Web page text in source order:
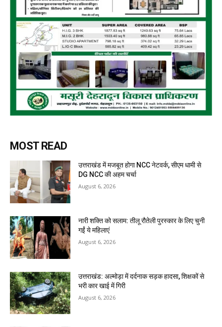
MOST READ
उत्तराखंड में मजबूत होगा NCC नेटवर्क, सीएम धामी से
DG NCC की अहम चर्चा
August 6, 2026
नारी शक्ति को सलाम: तीलू रौतेली पुरस्कार के लिए चुनी
गईं ये महिलाएं
August 6, 2026
उत्तराखंड: अल्मोड़ा में दर्दनाक सड़क हादसा, शिक्षकों से
भरी कार खाई में गिरी
August 6, 2026